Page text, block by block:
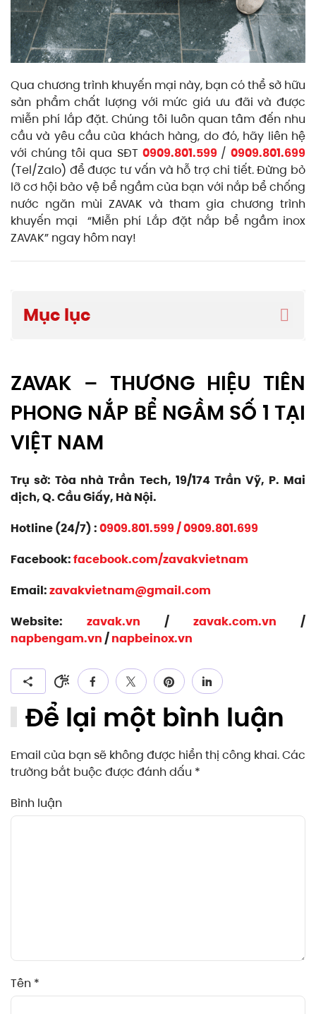
Qua chương trình khuyến mại này, bạn có thể sở hữu
sản phẩm chất lượng với mức giá ưu đãi và được
miễn phí lắp đặt. Chúng tôi luôn quan tâm đến nhu
cầu và yêu cầu của khách hàng, do đó, hãy liên hệ
với chúng tôi qua SĐT 0909.801.599 /0909.801.699
(Tel/Zalo) để được tư vấn và hỗ trợ chi tiết. Đừng bỏ
lỡ cơ hội bảo vệ bể ngầm của bạn với nắp bể chống
nước ngăn mùi ZAVAK và tham gia chương trình
khuyến mại “Miễn phí Lắp đặt nắp bể ngầm inox
ZAVAK” ngay hôm nay!
Mục lục
ZAVAK – THƯƠNG HIỆU TIÊN
PHONG NẮP BỂ NGẦM SỐ 1 TẠI
VIỆT NAM
Trụ sở: Tòa nhà Trần Tech, 19/174 Trần Vỹ, P. Mai
dịch, Q. Cầu Giấy, Hà Nội.
Hotline (24/7) :0909.801.599/0909.801.699
Facebook:facebook.com/zavakvietnam
Email:zavakvietnam@gmail.com
Website: zavak.vn / zavak.com.vn /
napbengam.vn/napbeinox.vn
Để lại một bình luận
Email của bạn sẽ không được hiển thị công khai. Các
trường bắt buộc được đánh dấu *
Bình luận
Tên *